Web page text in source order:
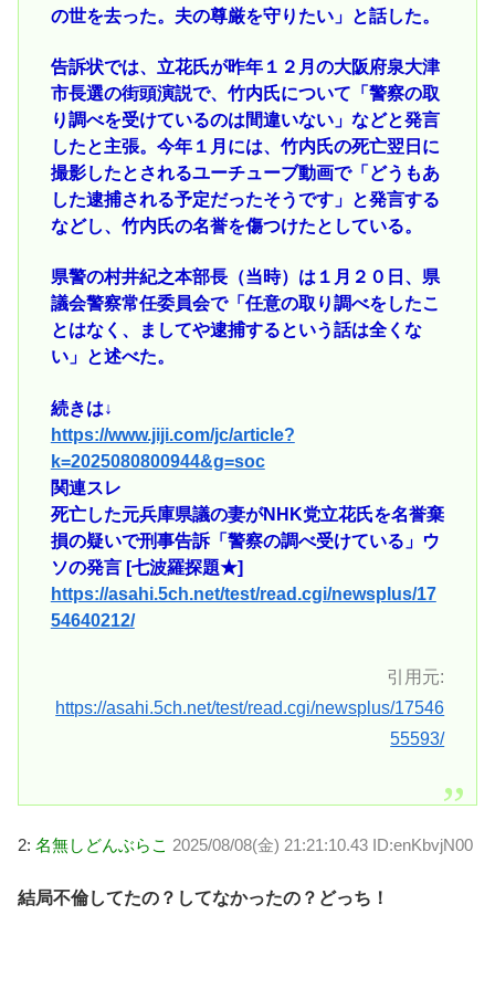
の世を去った。夫の尊厳を守りたい」と話した。
告訴状では、立花氏が昨年１２月の大阪府泉大津
市長選の街頭演説で、竹内氏について「警察の取
り調べを受けているのは間違いない」などと発言
したと主張。今年１月には、竹内氏の死亡翌日に
撮影したとされるユーチューブ動画で「どうもあ
した逮捕される予定だったそうです」と発言する
などし、竹内氏の名誉を傷つけたとしている。
県警の村井紀之本部長（当時）は１月２０日、県
議会警察常任委員会で「任意の取り調べをしたこ
とはなく、ましてや逮捕するという話は全くな
い」と述べた。
続きは↓
https://www.jiji.com/jc/article?
k=2025080800944&g=soc
関連スレ
死亡した元兵庫県議の妻がNHK党立花氏を名誉棄
損の疑いで刑事告訴「警察の調べ受けている」ウ
ソの発言 [七波羅探題★]
https://asahi.5ch.net/test/read.cgi/newsplus/17
54640212/
引用元:
https://asahi.5ch.net/test/read.cgi/newsplus/17546
55593/
2: 名無しどんぶらこ 2025/08/08(金) 21:21:10.43 ID:enKbvjN00
結局不倫してたの？してなかったの？どっち！